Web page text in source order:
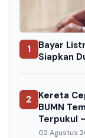
1
Bayar
Siapkan
2
Kereta
BUMN
Terpukul
Over
02 Agustus